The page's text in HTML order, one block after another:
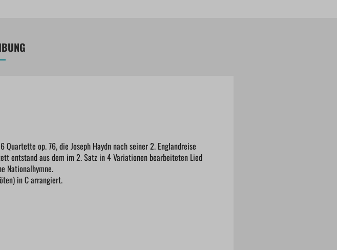
op. 76, die Joseph Haydn nach seiner 2. Englandreise
entstand aus dem im 2. Satz in 4 Variationen bearbeiteten Lied
Nationalhymne.
in C arrangiert.